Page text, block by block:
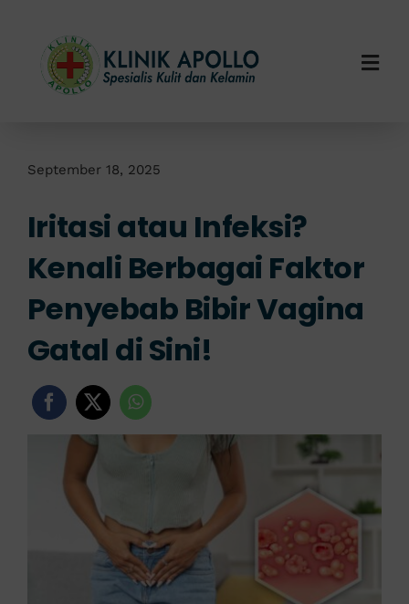
content
Tentang Kami
Layanan Kami
Info Klinik
Hubungi Kami
September 18, 2025
Iritasi atau Infeksi?
Kenali Berbagai Faktor
Penyebab Bibir Vagina
Gatal di Sini!